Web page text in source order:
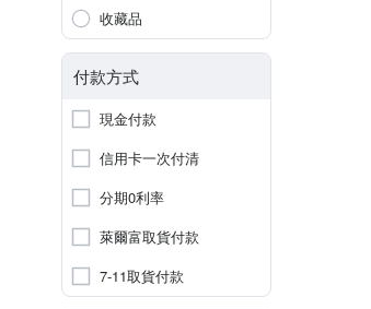
收藏品
付款方式
現金付款
信用卡一次付清
分期0利率
萊爾富取貨付款
7-11取貨付款